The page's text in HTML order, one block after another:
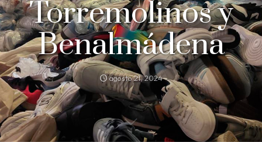
Torremolinos y
Benalmádena
agosto 21, 2024